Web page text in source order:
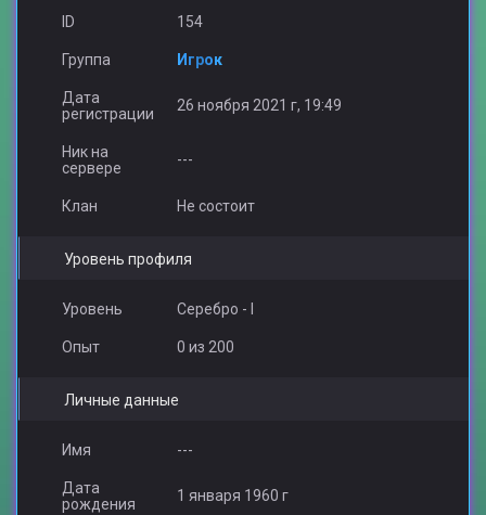
ID 154
Группа Игрок
Дата
регистрации
26 ноября 2021 г, 19:49
Ник на
сервере
---
Клан Не состоит
Уровень профиля
Уровень Серебро - I
Опыт 0 из 200
Личные данные
Имя ---
Дата
рождения
1 января 1960 г